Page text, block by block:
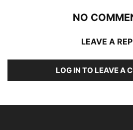
NO
LEAVE A
LOG IN TO LEAVE A